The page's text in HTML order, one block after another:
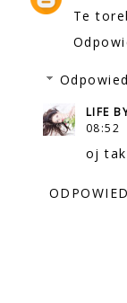
Te
LIFE
08:52
oj